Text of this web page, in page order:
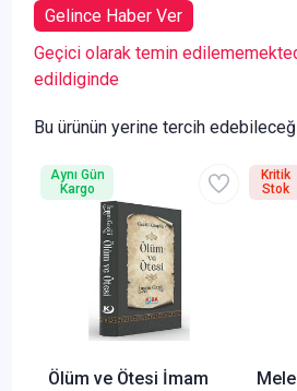
Gelince Haber Ver
Geçici olarak temin
edildiginde
Bu ürünün yerine tercih
Ölüm ve Ötesi İmam
Aynı Gün
Kargo
Kritik
Stok